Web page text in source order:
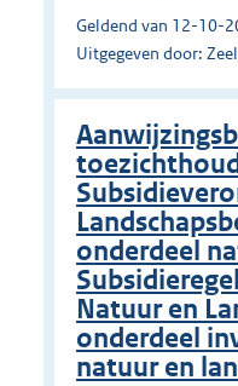
Geldend van 12-10-
Uitgegeven door:
onderdeel
Natuur en
onderdeel
natuur en